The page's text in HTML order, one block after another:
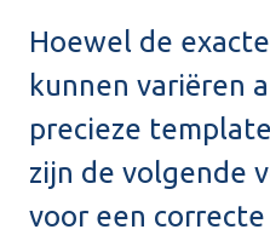
Hoewel de
kunnen variëren
precieze
zijn de volgende
voor een